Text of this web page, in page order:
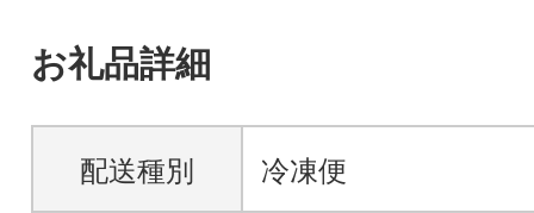
お礼品詳細
配送種別 冷凍便